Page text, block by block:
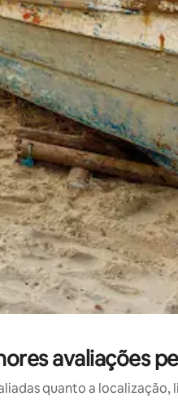
do teclado ou tocando e
avaliações
quanto a localização,